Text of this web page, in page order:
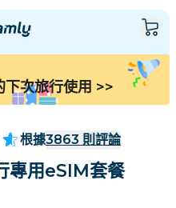
次旅行使用 >>
根據3863 則評論
專用eSIM套餐